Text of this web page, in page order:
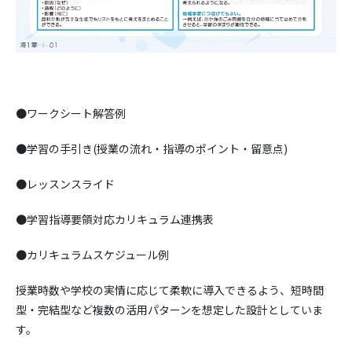
●ワークシート解答例
●学習の手引き(授業の流れ・指導のポイント・留意点)
●レッスンスライド
●学習指導要領対応カリキュラム連携表
●カリキュラムスケジュール例
授業時数や学校の実情に応じて柔軟に導入できるよう、短時間
型・完結型など複数の活用パターンを想定した設計としていま
す。